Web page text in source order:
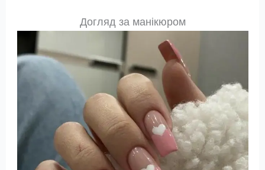
Догляд за манікюром